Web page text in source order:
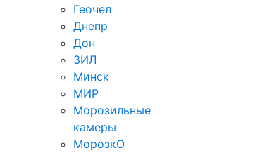
Геочел
Днепр
Дон
ЗИЛ
Минск
МИР
Морозильные
камеры
МорозкО